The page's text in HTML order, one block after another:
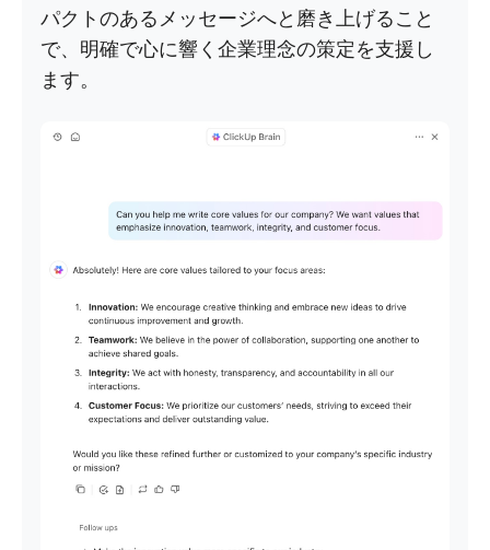
パクトのあるメッセージへと磨き上げること
で、明確で心に響く企業理念の策定を支援し
ます。